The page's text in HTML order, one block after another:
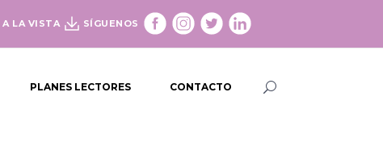
A LA VISTA SÍGUENOS
PLANES LECTORES CONTACTO